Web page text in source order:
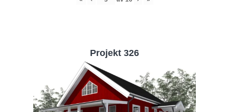
Projekt 326